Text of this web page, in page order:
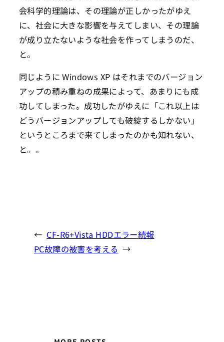
会科学的理論は、その理論が正しかったがゆえ
に、社会に大きな影響を与えてしまい、その理論
が成り立たないような社会を作ってしまうのだ、
と。
同じように Windows XP はそれまでのバージョン
アップの積み重ねの成果によって、あまりにも成
功してしまった。成功したがゆえに「これ以上は
どうバージョンアップしても破綻するしかない」
というところまで来てしまったのかも知れない、
と。。
← CF-R6+Vista HDDエラー続報
PC故障の被害を考える →